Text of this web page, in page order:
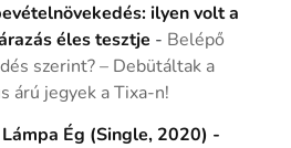
ilyen volt a
éles tesztje - Belépő
szerint? – Debütáltak a
árú jegyek a Tixa-n!
Ég (Single, 2020) -